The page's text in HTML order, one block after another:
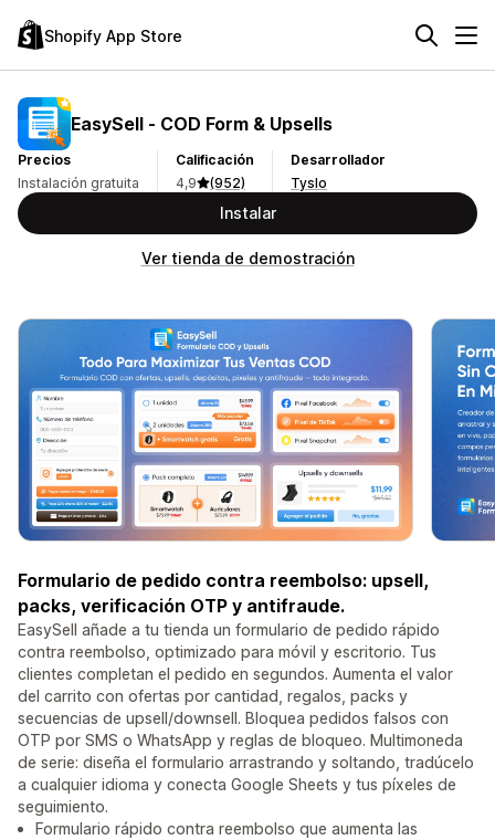
Shopify App Store
EasySell ‑ COD Form & Upsells
Precios
Instalación gratuita
Calificación
4,9
(952)
Desarrollador
Tyslo
Instalar
Ver tienda de demostración
Formulario de pedido contra reembolso: upsell,
packs, verificación OTP y antifraude.
EasySell añade a tu tienda un formulario de pedido rápido
contra reembolso, optimizado para móvil y escritorio. Tus
clientes completan el pedido en segundos. Aumenta el valor
del carrito con ofertas por cantidad, regalos, packs y
secuencias de upsell/downsell. Bloquea pedidos falsos con
OTP por SMS o WhatsApp y reglas de bloqueo. Multimoneda
de serie: diseña el formulario arrastrando y soltando, tradúcelo
a cualquier idioma y conecta Google Sheets y tus píxeles de
seguimiento.
Formulario rápido contra reembolso que aumenta las